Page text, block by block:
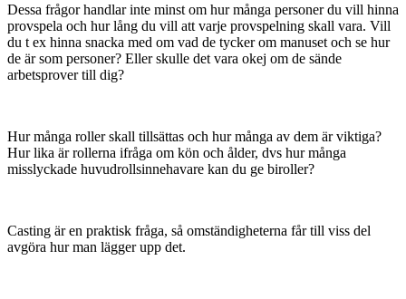
Dessa frågor handlar inte minst om hur många personer du vill hinna
provspela och hur lång du vill att varje provspelning skall vara. Vill
du t ex hinna snacka med om vad de tycker om manuset och se hur
de är som personer? Eller skulle det vara okej om de sände
arbetsprover till dig?
Hur många roller skall tillsättas och hur många av dem är viktiga?
Hur lika är rollerna ifråga om kön och ålder, dvs hur många
misslyckade huvudrollsinnehavare kan du ge biroller?
Casting är en praktisk fråga, så omständigheterna får till viss del
avgöra hur man lägger upp det.